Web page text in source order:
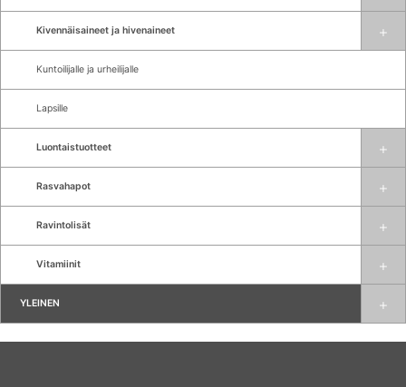
Kivennäisaineet ja hivenaineet
Kuntoilijalle ja urheilijalle
Lapsille
Luontaistuotteet
Rasvahapot
Ravintolisät
Vitamiinit
YLEINEN